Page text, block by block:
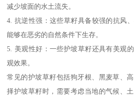
减少坡面的水土流失。
4. 抗逆性强：这些草籽具备较强的抗风
能够在恶劣的自然条件下生存。
5. 美观性好：一些护坡草籽还具有美观
观效果。
常见的护坡草籽包括狗牙根、黑麦草、
择护坡草籽时，需要考虑当地的气候、